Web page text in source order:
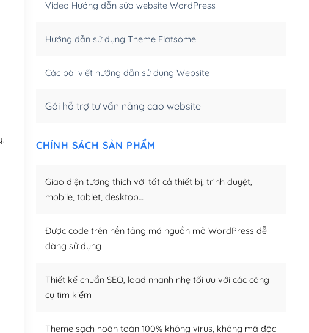
(+950,000₫)
Video Hướng dẫn sửa website WordPress
Hướng dẫn sử dụng Theme Flatsome
Các bài viết hướng dẫn sử dụng Website
Gói hỗ trợ tư vấn nâng cao website
CHÍNH SÁCH SẢN PHẨM
Giao diện tương thích với tất cả thiết bị, trình duyệt,
mobile, tablet, desktop…
Được code trên nền tảng mã nguồn mở WordPress dễ
dàng sử dụng
Thiết kế chuẩn SEO, load nhanh nhẹ tối ưu với các công
cụ tìm kiếm
Theme sạch hoàn toàn 100% không virus, không mã độc